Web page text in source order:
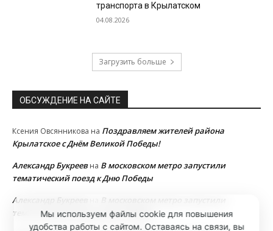
транспорта в Крылатском
04.08.2026
Загрузить больше
ОБСУЖДЕНИЕ НА САЙТЕ
Ксения Овсянникова на Поздравляем жителей района
Крылатское с Днём Великой Победы!
Александр Букреевна В московском метро запустили
тематический поезд к Дню Победы
Александр Букреев
В московском метро запустили
тематический поезд к Дню Победы
Мы используем файлы cookie для повышения
удобства работы с сайтом. Оставаясь на связи, вы